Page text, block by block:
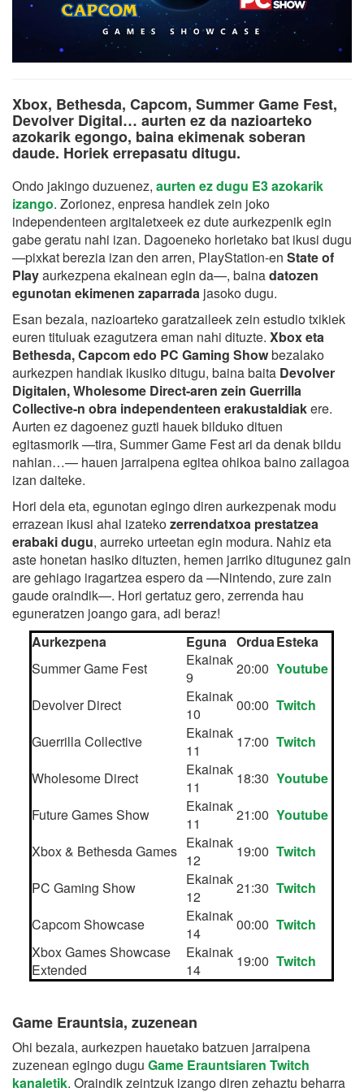
Xbox, Bethesda, Capcom, Summer Game Fest,
Devolver Digital… aurten ez da nazioarteko
azokarik egongo, baina ekimenak soberan
daude. Horiek errepasatu ditugu.
Ondo jakingo duzuenez, aurten ez dugu E3 azokarik
izango. Zorionez, enpresa handiek zein joko
independenteen argitaletxeek ez dute aurkezpenik egin
gabe geratu nahi izan. Dagoeneko horietako bat ikusi dugu
—pixkat berezia izan den arren, PlayStation-en State of
Playaurkezpena ekainean egin da—, bainadatozen
egunotan ekimenen zaparrada jasoko dugu.
Esan bezala, nazioarteko garatzaileek zein estudio txikiek
euren tituluak ezagutzera eman nahi dituzte. Xbox eta
Bethesda, Capcom edo PC Gaming Showbezalako
aurkezpen handiak ikusiko ditugu, baina baita Devolver
Digitalen, Wholesome Direct-aren zein Guerrilla
Collective-n obra independenteen erakustaldiakere.
Aurten ez dagoenez guzti hauek bilduko dituen
egitasmorik —tira, Summer Game Fest ari da denak bildu
nahian…— hauen jarraipena egitea ohikoa baino zailagoa
izan daiteke.
Hori dela eta, egunotan egingo diren aurkezpenak modu
errazean ikusi ahal izatekozerrendatxoa prestatzea
erabaki dugu, aurreko urteetan egin modura. Nahiz eta
aste honetan hasiko dituzten, hemen jarriko ditugunez gain
are gehiago iragartzea espero da —Nintendo, zure zain
gaude oraindik—. Hori gertatuz gero, zerrenda hau
eguneratzen joango gara, adi beraz!
Aurkezpena
Eguna OrduaEsteka
Summer Game Fest
Ekainak
9
20:00 Youtube
Devolver Direct
Ekainak
10
00:00 Twitch
Guerrilla Collective
Ekainak
11
17:00 Twitch
Wholesome Direct
Ekainak
11
18:30 Youtube
Future Games Show
Ekainak
11
21:00 Youtube
Xbox & Bethesda Games Ekainak
12
19:00 Twitch
PC Gaming Show
Ekainak
12
21:30 Twitch
Capcom Showcase
Ekainak
14
00:00 Twitch
Xbox Games Showcase
Extended
Ekainak
14
19:00 Twitch
Game Erauntsia, zuzenean
Ohi bezala, aurkezpen hauetako batzuen jarraipena
zuzenean egingo dugu Game Erauntsiaren Twitch
kanaletik. Oraindik zeintzuk izango diren zehaztu beharra